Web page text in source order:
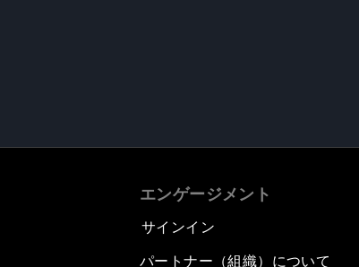
エンゲージメント
サインイン
パートナー（組織）について